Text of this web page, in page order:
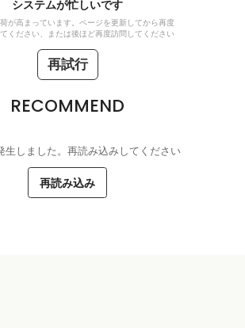
システムが忙しいです
が高まっています。ページを更新してから再度
ください、または後ほど再度訪問してください
再試行
RECOMMEND
生しました。再読み込みしてください
再読み込み